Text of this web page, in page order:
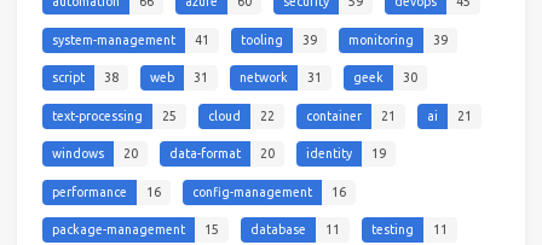
system-management 41 tooling 39 monitoring 39
script 38 web 31 network 31 geek 30
text-processing 25 cloud 22 container 21 ai 21
windows 20 data-format 20 identity 19
performance 16 config-management 16
package-management 15 database 11 testing 11